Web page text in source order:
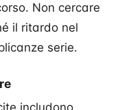
Non cercare
il ritardo nel
serie.
includono